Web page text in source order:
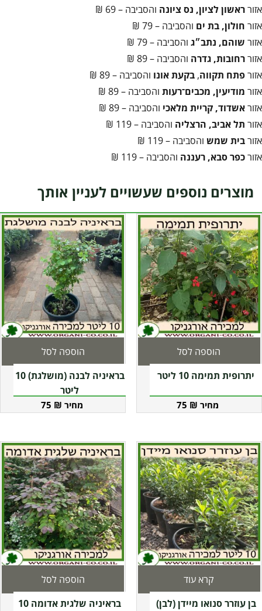
אזורראשון לציון, נס ציונה והסביבה – 69 ₪
אזור חולון, בת ים והסביבה – 79 ₪
אזור שוהם, נתב״ג והסביבה – 79 ₪
אזוררחובות, גדרה והסביבה – 89 ₪
אזורפתח תקווה, בקעת אונו והסביבה – 89 ₪
אזור מודיעין, מכבים־רעות והסביבה – 89 ₪
אזוראשדוד, קריית מלאכי והסביבה – 89 ₪
אזור תל אביב, הרצליה והסביבה – 119 ₪
אזורבית שמש והסביבה – 119 ₪
אזורכפר סבא, רעננה והסביבה – 119 ₪
מוצרים נוספים שעשויים לעניין אותך
יתרופית תמימה 10 ליטר
75 ₪
הוספה לסל
בראיניה לבנה (מושלגת) 10
ליטר
75 ₪
הוספה לסל
בן עוזרר סנואו מיידן (לבן)
קרא עוד
בראיניה שלגית אדומה 10
הוספה לסל